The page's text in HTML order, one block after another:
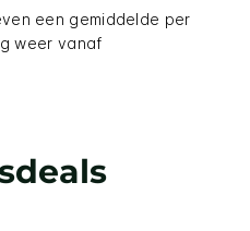
een gemiddelde per
weer vanaf